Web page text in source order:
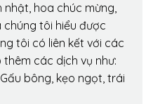
nhật, hoa chúc mừng,
tôi hiểu được
tôi có liên kết với các
các dịch vụ như:
bông, kẹo ngọt, trái